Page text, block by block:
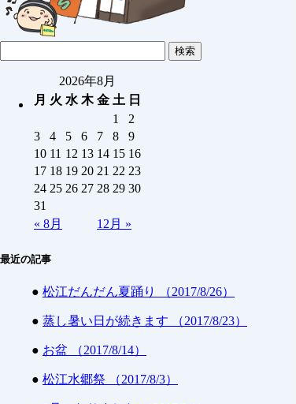
2026年8月
月 火 水 木 金 土 日
« 8月 12月 »
1
2
3
4 5 6 7 8
9
10 11 12 13 14 15 16
17 18 19 20 21 22 23
24 25 26 27 28 29 30
31
最近の記事
● 松江だんだん夏踊り （2017/8/26）
● 蒸し暑い日が続きます （2017/8/23）
● お盆 （2017/8/14）
● 松江水郷祭 （2017/8/3）